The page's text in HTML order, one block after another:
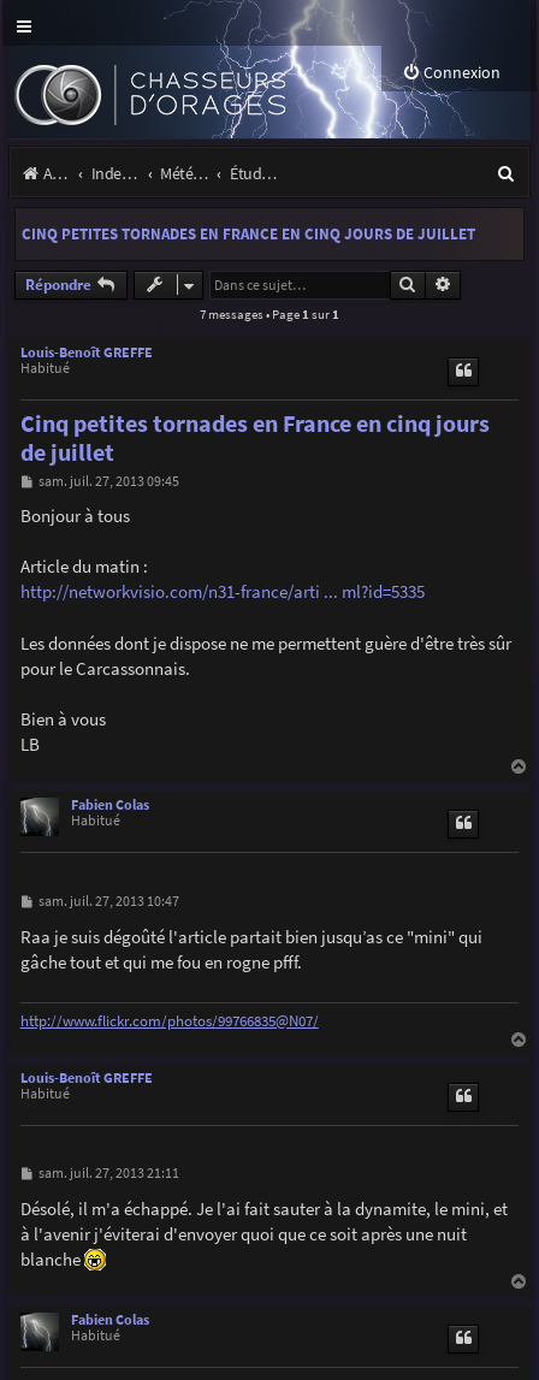
Connexion
Accueil Index du forum Météo et climatologie des orages Étude de phénomènes orageux
e
CINQ PETITES TORNADES EN FRANCE EN CINQ JOURS DE JUILLET
Répondre Rechercher
7 messages • Page 1 sur 1
Louis-Benoît GREFFE
Habitué
Cinq petites tornades en France en cinq jours
de juillet
M
s
s
g
e
sam. juil. 27, 2013 09:45
Bonjour à tous
Article du matin :
http://networkvisio.com/n31-france/arti ... ml?id=5335
Les données dont je dispose ne me permettent guère d'être très sûr
pour le Carcassonnais.
Bien à vous
LB
Fabien Colas
Habitué
M
s
s
a
sam. juil. 27, 2013 10:47
Raa je suis dégoûté l'article partait bien jusqu’as ce "mini" qui
gâche tout et qui me fou en rogne pfff.
http://www.flickr.com/photos/99766835@N07/
Louis-Benoît GREFFE
Habitué
M
s
s
a
e
sam. juil. 27, 2013 21:11
Désolé, il m'a échappé. Je l'ai fait sauter à la dynamite, le mini, et
à l'avenir j'éviterai d'envoyer quoi que ce soit après une nuit
blanche
Fabien Colas
Habitué